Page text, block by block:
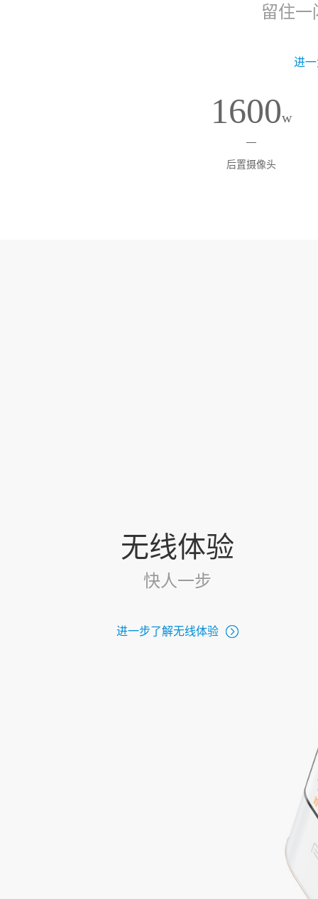
留住一
进
1600w
后置摄像头
无线体验
快人一步
进一步了解无线体验